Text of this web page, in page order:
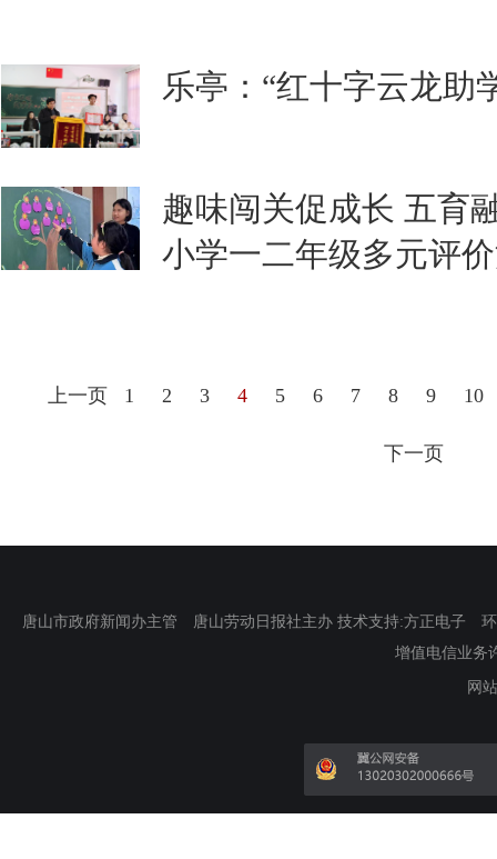
乐亭：“红十字云龙助
趣味闯关促成长 五
小学一二年级多元评
上一页 1 2 3 4 5 6 7 8 9 10
下一页
唐山市政府新闻办主管 唐山劳动日报社主办 技术支持:方正电子
增值电信业务
网